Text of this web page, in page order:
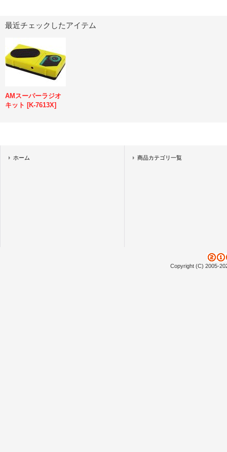
最近チェックしたアイテム
AMスーパーラジオ
キット [K-7613X]
ホーム 商品カテゴリ一覧
Copyright (C) 2005-